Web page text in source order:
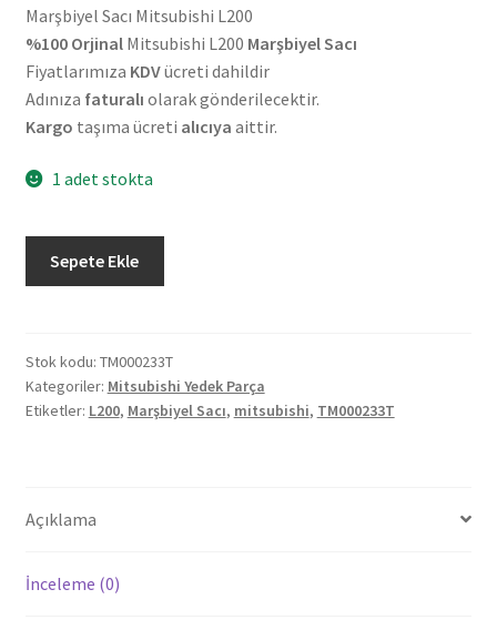
Marşbiyel Sacı Mitsubishi L200
%100 OrjinalMitsubishi L200 Marşbiyel Sacı
Fiyatlarımıza KDVücreti dahildir
Adınıza faturalı olarak gönderilecektir.
Kargo taşıma ücreti alıcıya aittir.
1 adet stokta
Mitsubishi
Sacı
TM000233T
adet
Sepete Ekle
Stok kodu: TM000233T
Kategoriler: Mitsubishi Yedek Parça
Etiketler: L200, Marşbiyel Sacı, mitsubishi, TM000233T
Açıklama
İnceleme (0)